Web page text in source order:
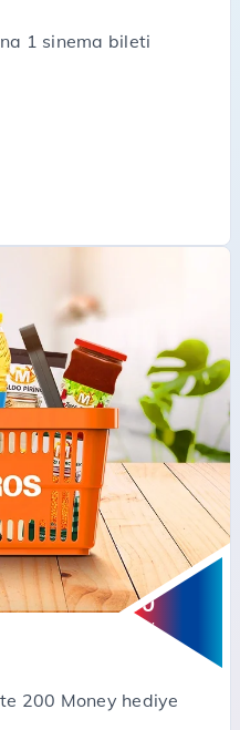
1 sinema bileti
200 Money hediye
200
Money